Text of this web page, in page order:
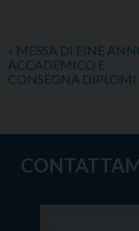
« MESSA DI FINE
ACCADEMICO E
CONSEGNA DIPLOMI